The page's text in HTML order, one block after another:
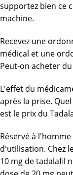
supportez bien ce
machine.
Recevez une
médical et une
Peut-on acheter
L'effet du
après la prise.
est le prix du
Réservé à
d'utilisation. Chez
10 mg de tadalafil